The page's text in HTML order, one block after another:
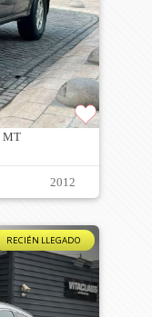
MT
2012
RECIÉN LLEGADO